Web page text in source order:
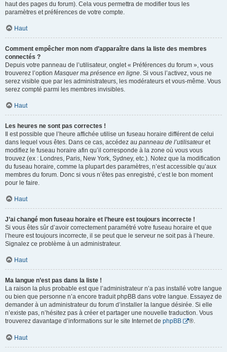
haut des pages du forum). Cela vous permettra de modifier tous les
paramètres et préférences de votre compte.
Haut
Comment empêcher mon nom d’apparaître dans la liste des membres
connectés ?
Depuis votre panneau de l’utilisateur, onglet « Préférences du forum », vous
trouverez l’option Masquer ma présence en ligne. Si vous l’activez, vous ne
serez visible que par les administrateurs, les modérateurs et vous-même. Vous
serez compté parmi les membres invisibles.
Haut
Les heures ne sont pas correctes !
Il est possible que l’heure affichée utilise un fuseau horaire différent de celui
dans lequel vous êtes. Dans ce cas, accédez au panneau de l’utilisateuret
modifiez le fuseau horaire afin qu’il corresponde à la zone où vous vous
trouvez (ex : Londres, Paris, New York, Sydney, etc.). Notez que la modification
du fuseau horaire, comme la plupart des paramètres, n’est accessible qu’aux
membres du forum. Donc si vous n’êtes pas enregistré, c’est le bon moment
pour le faire.
Haut
J’ai changé mon fuseau horaire et l’heure est toujours incorrecte !
Si vous êtes sûr d’avoir correctement paramétré votre fuseau horaire et que
l’heure est toujours incorrecte, il se peut que le serveur ne soit pas à l’heure.
Signalez ce problème à un administrateur.
Haut
Ma langue n’est pas dans la liste !
La raison la plus probable est que l’administrateur n’a pas installé votre langue
ou bien que personne n’a encore traduit phpBB dans votre langue. Essayez de
demander à un administrateur du forum d’installer la langue désirée. Si elle
n’existe pas, n’hésitez pas à créer et partager une nouvelle traduction. Vous
trouverez davantage d’informations sur le site Internet de phpBB ®.
Haut